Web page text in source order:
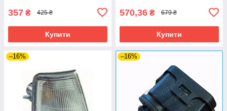
357 ₴ 425 ₴
Купити
570,36 ₴ 679 ₴
Купити
–16% –16%